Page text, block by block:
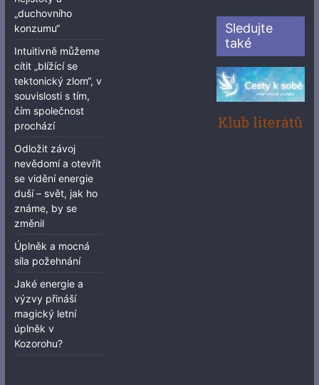
„duchovního
konzumu“
Intuitivně můžeme
cítit „blížící se
tektonický zlom“, v
souvislosti s tím,
čím společnost
prochází
Odložit závoj
nevědomí a otevřít
se vidění energie
duší – svět, jak ho
známe, by se
změnil
Úplněk a mocná
síla požehnání
Jaké energie a
výzvy přináší
magický letní
úplněk v
Kozorohu?
Sledujte
také